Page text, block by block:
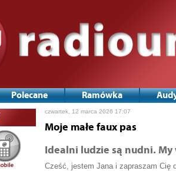
Polecane Ramówka
czwartek, 12 marca 2026 17:07
Moje małe faux pas
Idealni ludzie są nudni.
Cześć, jestem Jana i zapraszam Cię